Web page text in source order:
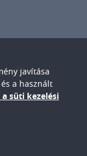
javítása
a használt
süti kezelési
Egyetemi Oktató